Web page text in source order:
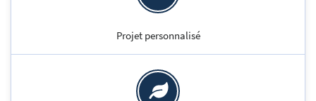
Projet personnalisé